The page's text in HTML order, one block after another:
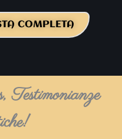
COMPLETA